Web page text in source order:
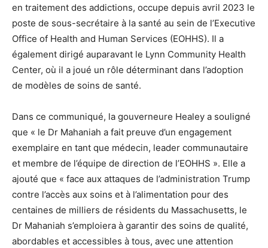
en traitement des addictions, occupe depuis avril 2023 le
poste de sous-secrétaire à la santé au sein de l’Executive
Office of Health and Human Services (EOHHS). Il a
également dirigé auparavant le Lynn Community Health
Center, où il a joué un rôle déterminant dans l’adoption
de modèles de soins de santé.
Dans ce communiqué, la gouverneure Healey a souligné
que « le Dr Mahaniah a fait preuve d’un engagement
exemplaire en tant que médecin, leader communautaire
et membre de l’équipe de direction de l’EOHHS ». Elle a
ajouté que « face aux attaques de l’administration Trump
contre l’accès aux soins et à l’alimentation pour des
centaines de milliers de résidents du Massachusetts, le
Dr Mahaniah s’emploiera à garantir des soins de qualité,
abordables et accessibles à tous, avec une attention